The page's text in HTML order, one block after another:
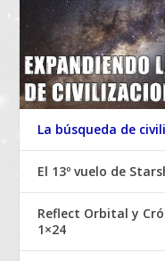
La búsqueda de
El 13º vuelo de
Reflect Orbital y
1×24